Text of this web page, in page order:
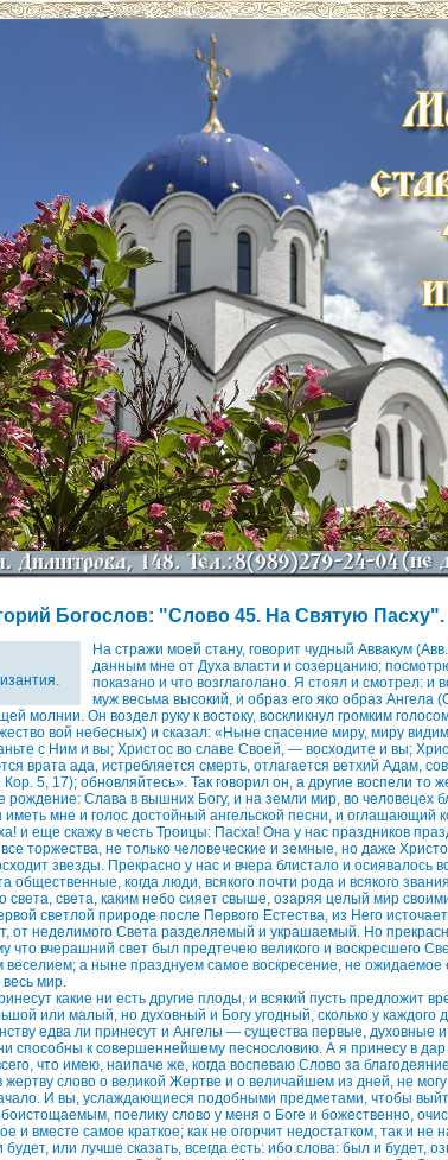
Богослов: "Слово 45. На Святую Пасху".
На стражи моей стану, говорит чудный Аввакум
данным мне от Духа власти и созерцанию;
показано и что возглаголано. Я стоял и смотрел: и
муж весьма высокий, и образ его яко образ Ангела
молнии. Он воздел руку к востоку, воскликнул громким
вой небесных) и сказал: «Ныне спасение миру, миру
с Ним и вы; Христос во славе Своей, — восходите и вы;
врата ада, истребляется смерть, отлагается ветхий Адам,
5, 17); обновляйтесь». Так говорил он, а другие воспели то
рождение: Слава в вышних Богу, и на земли мир, во человецех
мне и голос достойный ангельской песни, и оглашающий
и еще скажу в честь Троицы: Пасха! Она у нас праздников
все торжества, не только человеческие и земные, но даже
звезды. Прекрасно у нас и вчера блистало и осиявалось
общественные, когда люди, всякого почти рода и всякого
света, света, каким небо сияет свыше, озаряя целый мир
светлой природе после Первого Естества, из Него
от неделимого Света разделяемый и украшаемый. Но
что вчерашний свет был предтечею великого и воскресшего
веселием; а ныне празднуем самое воскресение, не
мир.
какие ни есть другие плоды, и всякий пусть предложит
или малый, но духовный и Богу угодный, сколько у каждого
едва ли принесут и Ангелы — существа первые, духовные
способны к совершеннейшему песнословию. А я принесу в дар
что имею, наипаче же, когда воспеваю Слово за
жертву слово о великой Жертве и о величайшем из дней, не
И вы, услаждающиеся подобными предметами, чтобы
поелику слово у меня о Боге и божественно,
и вместе самое краткое; как не огорчит недостатком, так и не
будет, или лучше сказать, всегда есть: ибо слова: был и будет,